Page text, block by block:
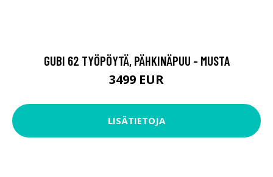
GUBI 62 TYÖPÖYTÄ, PÄHKINÄPUU - MUSTA
3499 EUR
LISÄTIETOJA